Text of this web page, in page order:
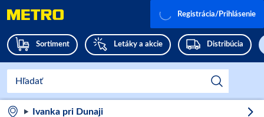
Sortiment Letáky a akcie Distribúcia
Registrácia/Prihlásenie
Ivanka pri Dunaji